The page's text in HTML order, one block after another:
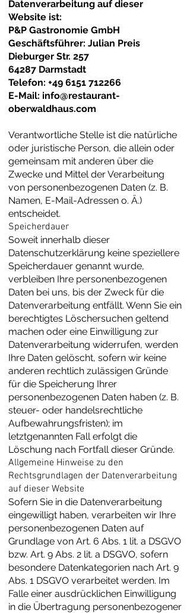
Datenverarbeitung auf dieser
Website ist:
P&P Gastronomie GmbH
Geschäftsführer: Julian Preis
Dieburger Str. 257
64287 Darmstadt
Telefon: +49 6151 712266
E-Mail: info@restaurant-
oberwaldhaus.com
Verantwortliche Stelle ist die natürliche
oder juristische Person, die allein oder
gemeinsam mit anderen über die
Zwecke und Mittel der Verarbeitung
von personenbezogenen Daten (z. B.
Namen, E-Mail-Adressen o. Ä.)
entscheidet.
Speicherdauer
Soweit innerhalb dieser
Datenschutzerklärung keine speziellere
Speicherdauer genannt wurde,
verbleiben Ihre personenbezogenen
Daten bei uns, bis der Zweck für die
Datenverarbeitung entfällt. Wenn Sie ein
berechtigtes Löschersuchen geltend
machen oder eine Einwilligung zur
Datenverarbeitung widerrufen, werden
Ihre Daten gelöscht, sofern wir keine
anderen rechtlich zulässigen Gründe
für die Speicherung Ihrer
personenbezogenen Daten haben (z. B.
steuer- oder handelsrechtliche
Aufbewahrungsfristen); im
letztgenannten Fall erfolgt die
Löschung nach Fortfall dieser Gründe.
Allgemeine Hinweise zu den
Rechtsgrundlagen der Datenverarbeitung
auf dieser Website
Sofern Sie in die Datenverarbeitung
eingewilligt haben, verarbeiten wir Ihre
personenbezogenen Daten auf
Grundlage von Art. 6 Abs. 1 lit. a DSGVO
bzw. Art. 9 Abs. 2 lit. a DSGVO, sofern
besondere Datenkategorien nach Art. 9
Abs. 1 DSGVO verarbeitet werden. Im
Falle einer ausdrücklichen Einwilligung
in die Übertragung personenbezogener